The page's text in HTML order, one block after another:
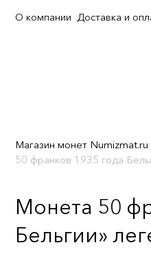
О компании Доставка и
Магазин монет Numizmat.ru
50 франков 1935 года
Монета 50
Бельгии»